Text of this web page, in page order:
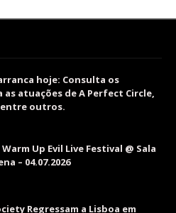
hoje: Consulta os
atuações de A Perfect Circle,
outros.
Up Evil Live Festival @ Sala
– 04.07.2026
Regressam a Lisboa em